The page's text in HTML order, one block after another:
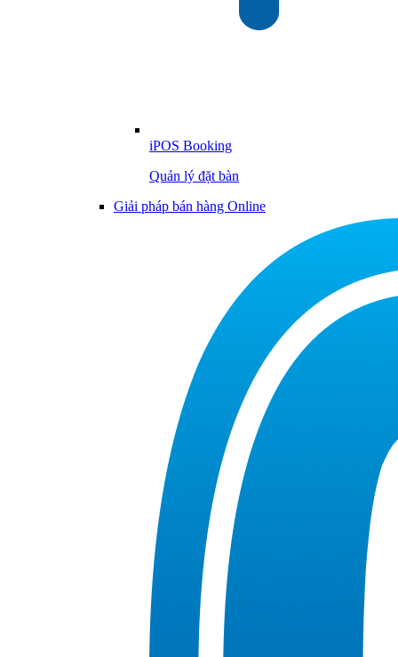
iPOS Booking
Quản lý đặt bàn
Giải pháp bán hàng Online